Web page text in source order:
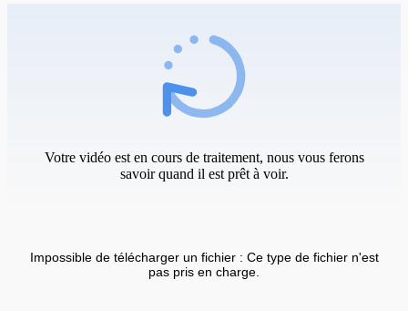
Votre vidéo est en cours de traitement, nous vous ferons
savoir quand il est prêt à voir.
Impossible de télécharger un fichier : Ce type de fichier n'est
pas pris en charge.